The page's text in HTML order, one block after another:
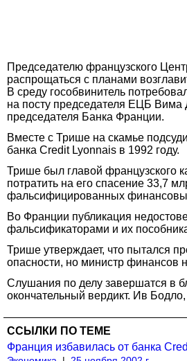
Председателю французского
распрощаться с планами
В среду гособвинитель
на посту председателя ЕЦБ Вима
председателя Банка Франции.
Вместе с Трише на скамье
банка Credit Lyonnais в 1992 году.
Трише был главой французского
потратить на его спасение 33,7
фальсифицированных
Во Франции публикация
фальсификаторами и их
Трише утверждает, что пытался
опасности, но министр финансов
Слушания по делу завершатся в
окончательный вердикт. Ив
ССЫЛКИ ПО ТЕМЕ
Франция избавилась от банка